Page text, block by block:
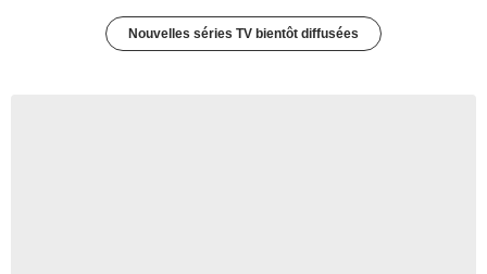
Nouvelles séries TV bientôt diffusées